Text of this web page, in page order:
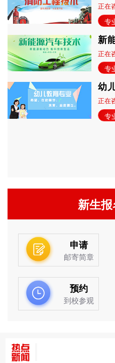
正在
专
新
正在
专
幼
正在
专
新生
申请
邮寄简章
预约
到校参观